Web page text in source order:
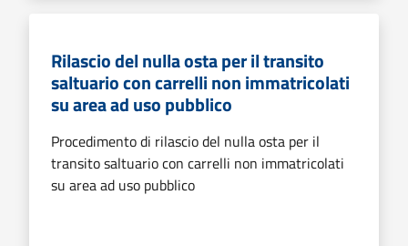
Rilascio del nulla osta per il transito
saltuario con carrelli non immatricolati
su area ad uso pubblico
Procedimento di rilascio del nulla osta per il
transito saltuario con carrelli non immatricolati
su area ad uso pubblico